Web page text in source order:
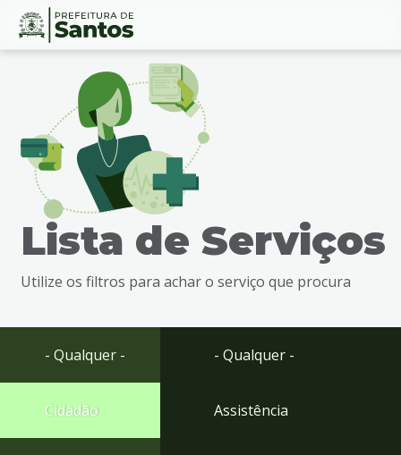
Ir
busca
Ir
rodapé
Conteúdo
Lista de Serviços
Utilize os filtros para achar o serviço que procura
- Qualquer -
Cidadão
- Qualquer -
Assistência